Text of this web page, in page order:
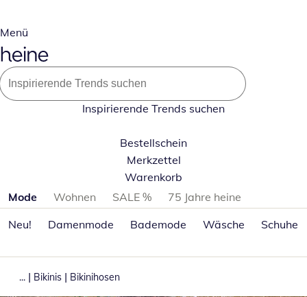
Menü
Inspirierende Trends suchen
Bestellschein
Merkzettel
Warenkorb
Produktkategorien überspringen
Mode Wohnen SALE %
75 Jahre heine
Neu!
Damenmode Bademode Wäsche Schuhe
... | Bikinis | Bikinihosen